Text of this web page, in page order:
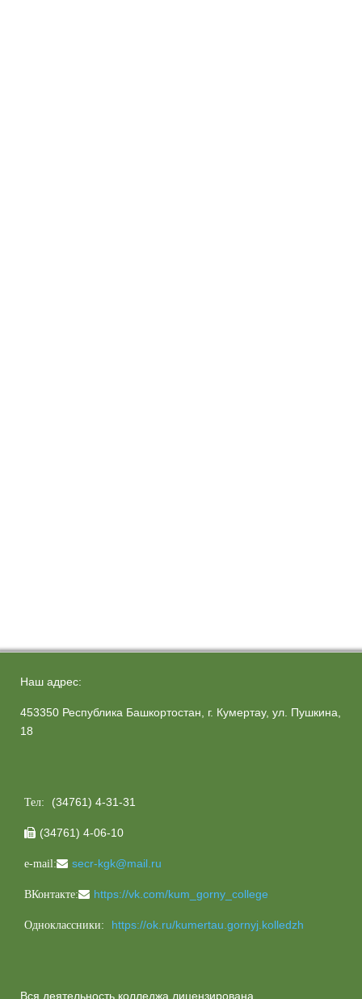
Наш адрес:
453350 Республика Башкортостан, г. Кумертау, ул. Пушкина,
18
Тел: (34761) 4-31-31
 (34761) 4-06-10
e-mail: secr-kgk@mail.ru
ВКонтакте: https://vk.com/kum_gorny_college
Одноклассники: https://ok.ru/kumertau.gornyj.kolledzh
Вся деятельность колледжа лицензирована.